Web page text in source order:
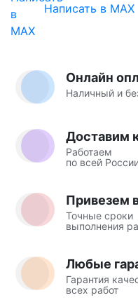
Написать в MAX
Онлайн
Наличный и
Доставим
Работаем
по всей
Привезем
Точные сроки
выполнения
Любые
Гарантия
всех работ